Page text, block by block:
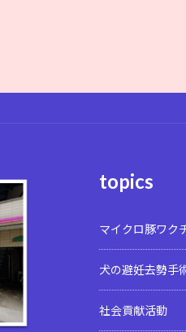
topics
マイクロ豚ワク
犬の避妊去勢手
社会貢献活動